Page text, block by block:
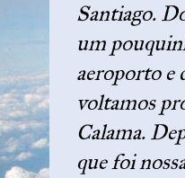
Santiago.
um
aeroporto e
voltamos
Calama.
que foi